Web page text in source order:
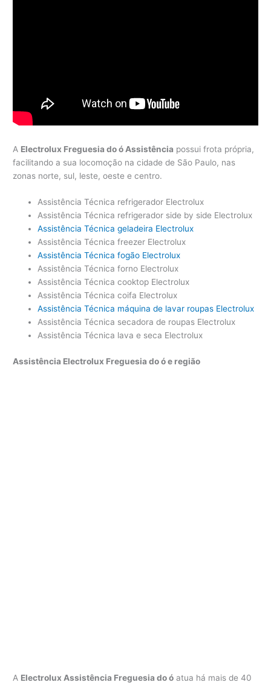
A Electrolux Freguesia do ó Assistência possui frota própria,
facilitando a sua locomoção na cidade de São Paulo, nas
zonas norte, sul, leste, oeste e centro.
Assistência Técnica refrigerador Electrolux
Assistência Técnica refrigerador side by side Electrolux
Assistência Técnica geladeira Electrolux
Assistência Técnica freezer Electrolux
Assistência Técnica fogão Electrolux
Assistência Técnica forno Electrolux
Assistência Técnica cooktop Electrolux
Assistência Técnica coifa Electrolux
Assistência Técnica máquina de lavar roupas Electrolux
Assistência Técnica secadora de roupas Electrolux
Assistência Técnica lava e seca Electrolux
Assistência Electrolux Freguesia do ó e região
A Electrolux Assistência Freguesia do ó atua há mais de 40